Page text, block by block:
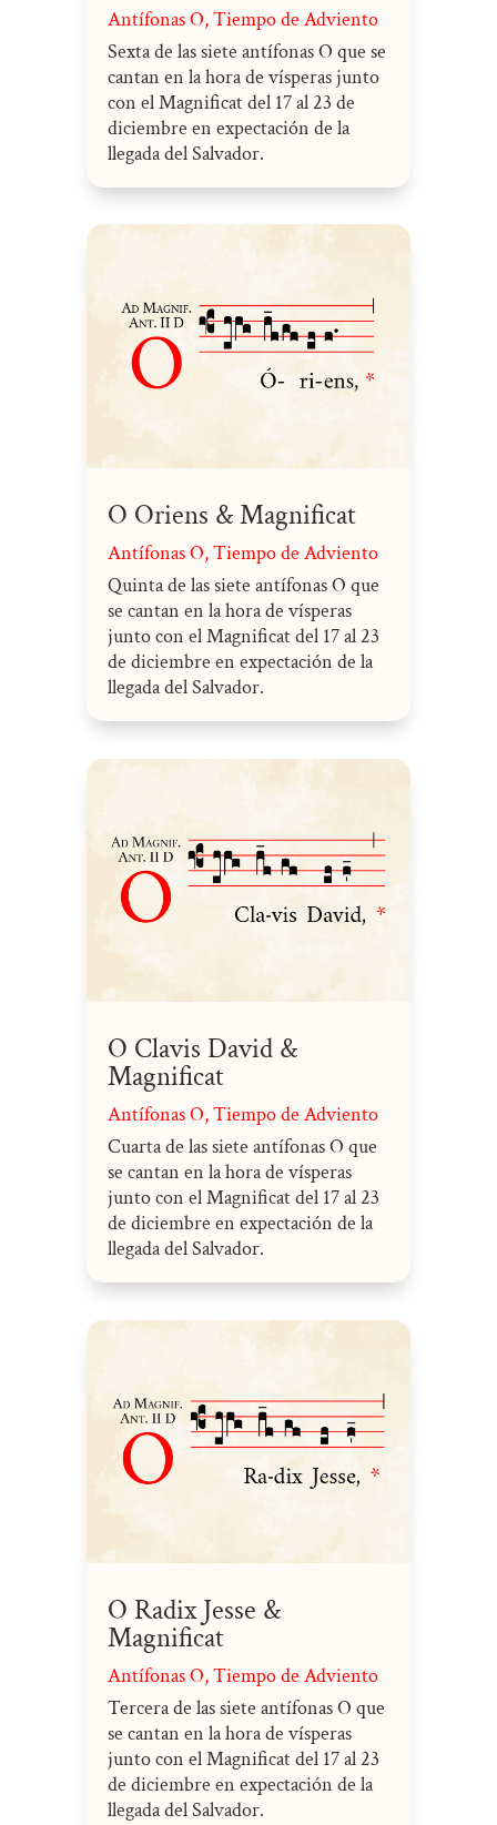
Antífonas O,Tiempo de Adviento
Sexta de las siete antífonas O que se
cantan en la hora de vísperas junto
con el Magnificat del 17 al 23 de
diciembre en expectación de la
llegada del Salvador.
O Oriens & Magnificat
Antífonas O,Tiempo de Adviento
Quinta de las siete antífonas O que
se cantan en la hora de vísperas
junto con el Magnificat del 17 al 23
de diciembre en expectación de la
llegada del Salvador.
O Clavis David &
Magnificat
Antífonas O,Tiempo de Adviento
Cuarta de las siete antífonas O que
se cantan en la hora de vísperas
junto con el Magnificat del 17 al 23
de diciembre en expectación de la
llegada del Salvador.
O Radix Jesse &
Magnificat
Antífonas O,Tiempo de Adviento
Tercera de las siete antífonas O que
se cantan en la hora de vísperas
junto con el Magnificat del 17 al 23
de diciembre en expectación de la
llegada del Salvador.